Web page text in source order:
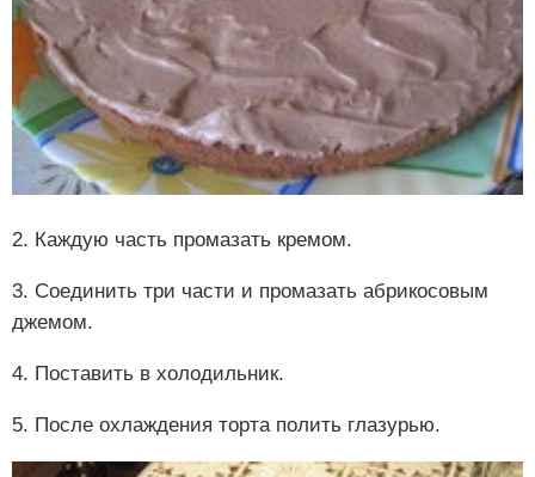
2. Каждую часть промазать кремом.
3. Соединить три части и промазать абрикосовым
джемом.
4. Поставить в холодильник.
5. После охлаждения торта полить глазурью.